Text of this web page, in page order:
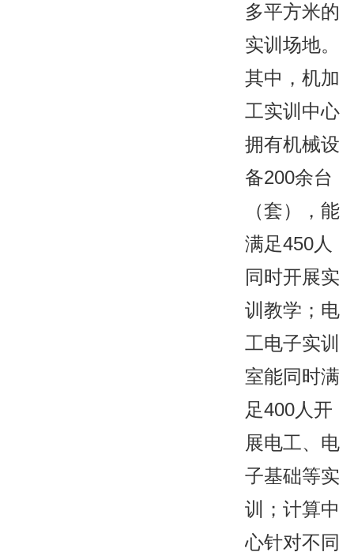
多平方米的
实训场地。
其中，机加
工实训中心
拥有机械设
备200余台
（套），能
满足450人
同时开展实
训教学；电
工电子实训
室能同时满
足400人开
展电工、电
子基础等实
训；计算中
心针对不同